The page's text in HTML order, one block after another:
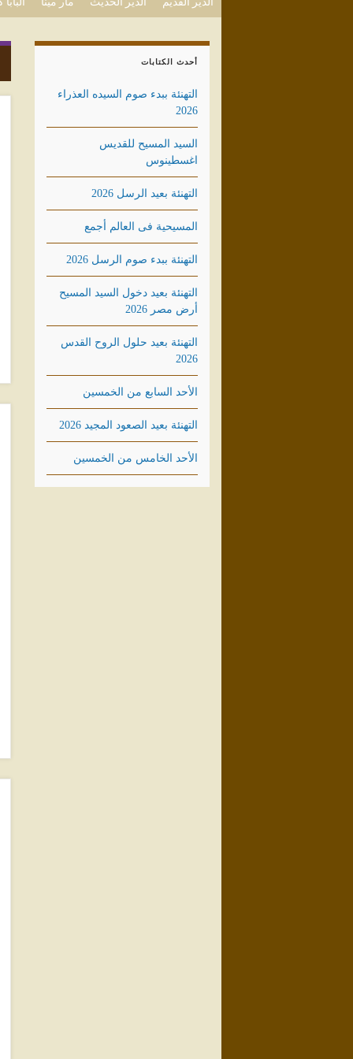
أحدث الكتابات
التهنئة ببدء صوم السيده العذراء
2026
السيد المسيح للقديس
اغسطينوس
التهنئة بعيد الرسل 2026
المسيحية فى العالم أجمع
التهنئة ببدء صوم الرسل 2026
التهنئة بعيد دخول السيد المسيح
أرض مصر 2026
التهنئة بعيد حلول الروح القدس
2026
الأحد السابع من الخمسين
التهنئة بعيد الصعود المجيد 2026
الأحد الخامس من الخمسين